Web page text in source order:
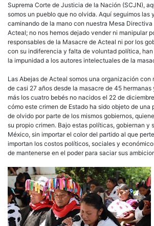
Suprema Corte de Justicia de la Nación (SCJN),
somos un pueblo que no olvida. Aquí seguimos las
caminando de la mano con nuestra Mesa Directiva
Acteal; no nos hemos dejado vender ni manipular
responsables de la Masacre de Acteal ni por los
con su indiferencia y falta de voluntad política,
la impunidad a los autores intelectuales de la
Las Abejas de Acteal somos una organización con
de casi 27 años desde la masacre de 45 hermanas
más los cuatro bebés no nacidos el 22 de
cómo este crimen de Estado ha sido objeto de una
de olvido por parte de los mismos gobiernos,
su propio crimen. Bajo estas políticas, gobiernan y
México, sin importar el color del partido al que
importan los costos políticos, sociales y
de mantenerse en el poder para saciar sus